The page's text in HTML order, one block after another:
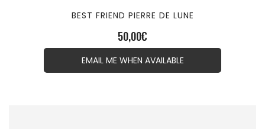
BEST FRIEND PIERRE DE LUNE
50,00€
EMAIL ME WHEN AVAILABLE